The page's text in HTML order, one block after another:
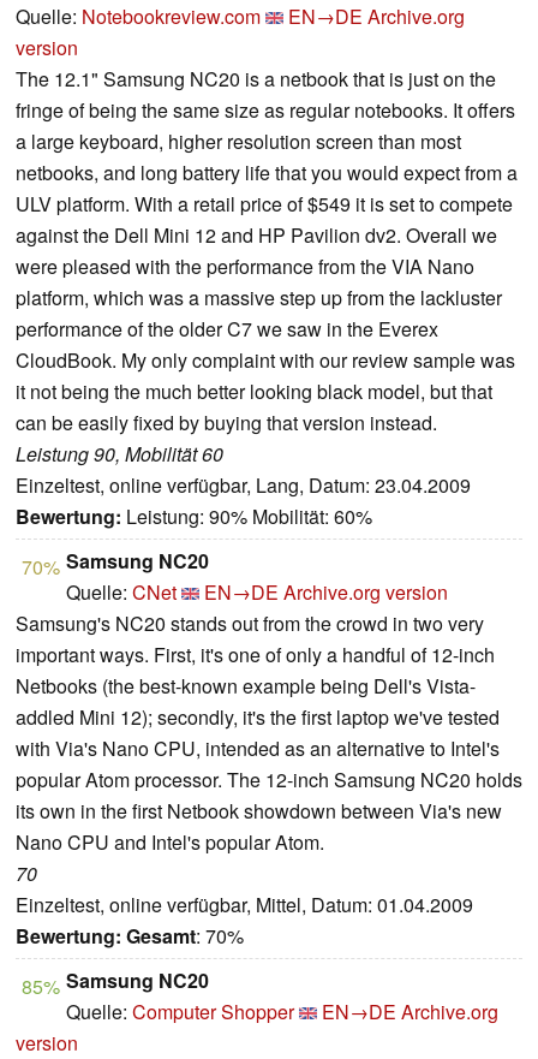
Quelle: Notebookreview.com EN→DE Archive.org
version
The 12.1" Samsung NC20 is a netbook that is just on the
fringe of being the same size as regular notebooks. It offers
a large keyboard, higher resolution screen than most
netbooks, and long battery life that you would expect from a
ULV platform. With a retail price of $549 it is set to compete
against the Dell Mini 12 and HP Pavilion dv2. Overall we
were pleased with the performance from the VIA Nano
platform, which was a massive step up from the lackluster
performance of the older C7 we saw in the Everex
CloudBook. My only complaint with our review sample was
it not being the much better looking black model, but that
can be easily fixed by buying that version instead.
Leistung 90, Mobilität 60
Einzeltest, online verfügbar, Lang, Datum: 23.04.2009
Bewertung: Leistung: 90% Mobilität: 60%
70% Samsung NC20
Quelle: CNet EN→DE Archive.org version
Samsung's NC20 stands out from the crowd in two very
important ways. First, it's one of only a handful of 12-inch
Netbooks (the best-known example being Dell'sVista-
addled Mini 12); secondly, it's the first laptop we've tested
with Via's Nano CPU, intended as an alternative to Intel's
popular Atom processor. The 12-inch Samsung NC20 holds
its own in the first Netbook showdown between Via's new
Nano CPU and Intel's popular Atom.
70
Einzeltest, online verfügbar, Mittel, Datum: 01.04.2009
Bewertung: Gesamt: 70%
85% Samsung NC20
Quelle: Computer Shopper EN→DE Archive.org
version